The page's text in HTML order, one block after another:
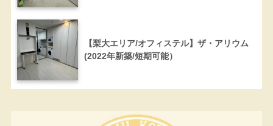
【梨大エリア/オフィステル】ザ・アリウム
(2022年新築/短期可能）